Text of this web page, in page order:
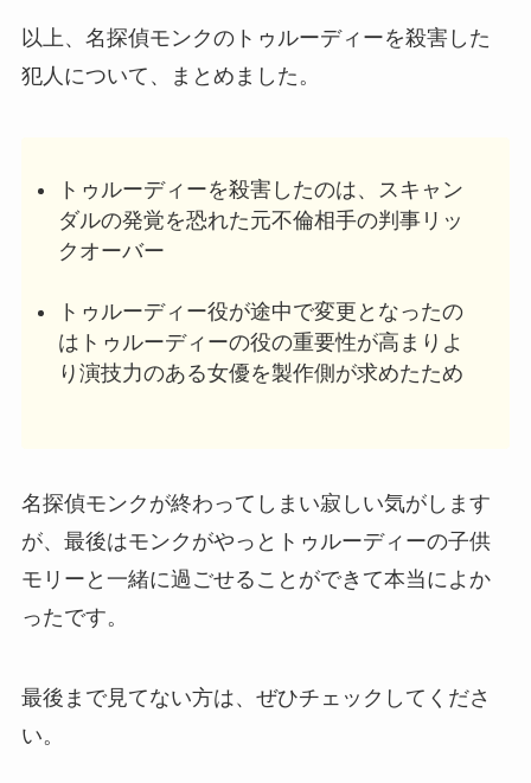
以上、名探偵モンクのトゥルーディーを殺害した
犯人について、まとめました。
トゥルーディーを殺害したのは、スキャン
ダルの発覚を恐れた元不倫相手の判事リッ
クオーバー
トゥルーディー役が途中で変更となったの
はトゥルーディーの役の重要性が高まりよ
り演技力のある女優を製作側が求めたため
名探偵モンクが終わってしまい寂しい気がします
が、最後はモンクがやっとトゥルーディーの子供
モリーと一緒に過ごせることができて本当によか
ったです。
最後まで見てない方は、ぜひチェックしてくださ
い。